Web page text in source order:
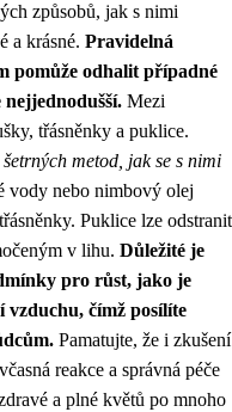
způsobů, jak s nimi
a krásné. Pravidelná
pomůže odhalit případné
Mezi
třásněnky a puklice.
metod, jak se s nimi
vody nebo nimbový olej
Puklice lze odstranit
v lihu. Důležité je
pro růst, jako je
vzduchu, čímž posílíte
Pamatujte, že i zkušení
reakce a správná péče
a plné květů po mnoho